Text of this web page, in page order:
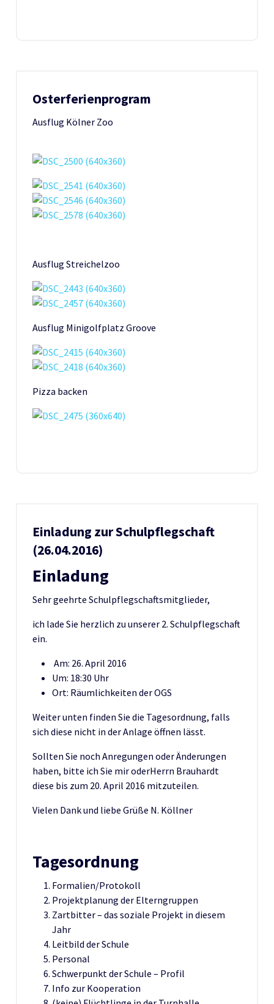
Osterferienprogram
Ausflug Kölner Zoo
Ausflug Streichelzoo
Ausflug Minigolfplatz Groove
Pizza backen
Einladung zur Schulpflegschaft
(26.04.2016)
Einladung
Sehr geehrte Schulpflegschaftsmitglieder,
ich lade Sie herzlich zu unserer 2. Schulpflegschaft
ein.
Am: 26. April 2016
Um: 18:30 Uhr
Ort: Räumlichkeiten der OGS
Weiter unten finden Sie die Tagesordnung, falls
sich diese nicht in der Anlage öffnen lässt.
Sollten Sie noch Anregungen oder Änderungen
haben, bitte ich Sie mir oderHerrn Brauhardt
diese bis zum 20. April 2016 mitzuteilen.
Vielen Dank und liebe Grüße N. Köllner
Tagesordnung
Formalien/Protokoll
Projektplanung der Elterngruppen
Zartbitter – das soziale Projekt in diesem
Jahr
Leitbild der Schule
Personal
Schwerpunkt der Schule – Profil
Info zur Kooperation